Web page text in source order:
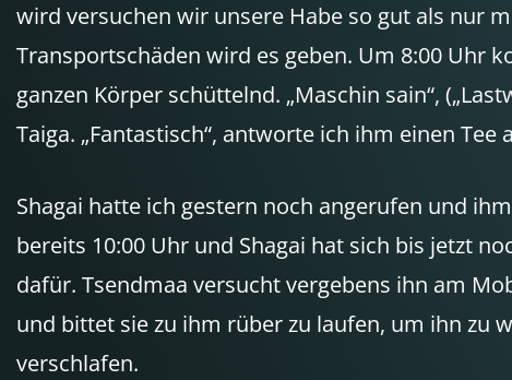
wird versuchen wir unsere Habe so gut als nur
Transportschäden wird es geben. Um 8:00 Uhr
ganzen Körper schüttelnd. „Maschin sain“,
Taiga. „Fantastisch“, antworte ich ihm einen Tee
Shagai hatte ich gestern noch angerufen und
bereits 10:00 Uhr und Shagai hat sich bis jetzt
dafür. Tsendmaa versucht vergebens ihn am
und bittet sie zu ihm rüber zu laufen, um ihn zu
verschlafen.